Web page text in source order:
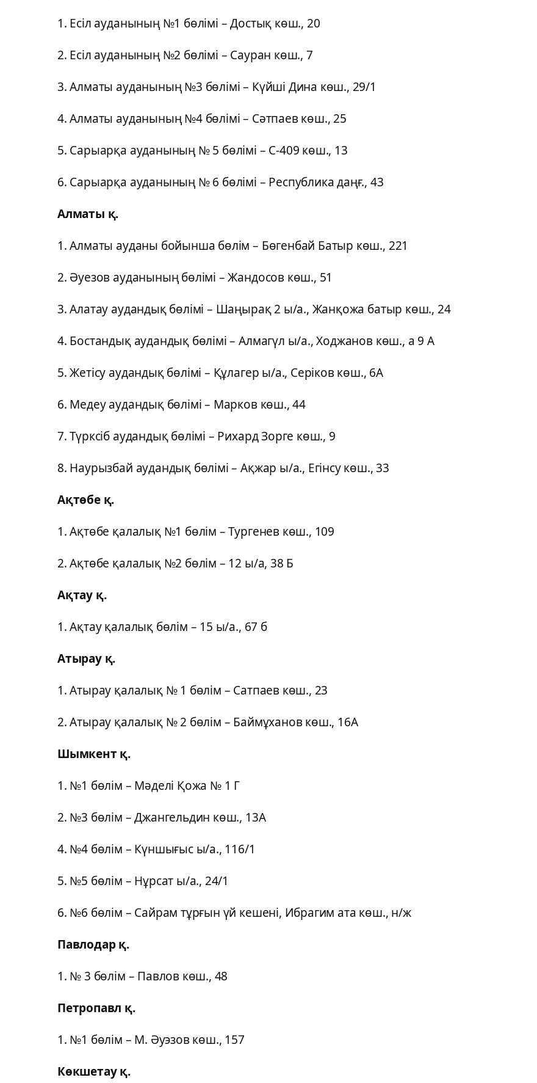
1. Есіл ауданының №1 бөлімі – Достық көш., 20
2. Есіл ауданының №2 бөлімі – Сауран көш., 7
3. Алматы ауданының №3 бөлімі – Күйші Дина көш., 29/1
4. Алматы ауданының №4 бөлімі – Сәтпаев көш., 25
5. Сарыарқа ауданының № 5 бөлімі – С-409 көш., 13
6. Сарыарқа ауданының № 6 бөлімі – Республика даңғ., 43
Алматы қ.
1. Алматы ауданы бойынша бөлім – Бөгенбай Батыр көш., 221
2. Әуезов ауданының бөлімі – Жандосов көш., 51
3. Алатау аудандық бөлімі – Шаңырақ 2 ы/а., Жанқожа батыр көш., 24
4. Бостандық аудандық бөлімі – Алмагүл ы/а., Ходжанов көш., а 9 А
5. Жетісу аудандық бөлімі – Құлагер ы/а., Серіков көш., 6А
6. Медеу аудандық бөлімі – Марков көш., 44
7. Түрксіб аудандық бөлімі – Рихард Зорге көш., 9
8. Наурызбай аудандық бөлімі – Ақжар ы/а., Егінсу көш., 33
Ақтөбе қ.
1. Ақтөбе қалалық №1 бөлім – Тургенев көш., 109
2. Ақтөбе қалалық №2 бөлім – 12 ы/а, 38 Б
Ақтау қ.
1. Ақтау қалалық бөлім – 15 ы/а., 67 б
Атырау қ.
1. Атырау қалалық № 1 бөлім – Сатпаев көш., 23
2. Атырау қалалық № 2 бөлім – Баймұханов көш., 16А
Шымкент қ.
1. №1 бөлім – Мәделі Қожа № 1 Г
2. №3 бөлім – Джангельдин көш., 13А
4. №4 бөлім – Күншығыс ы/а., 116/1
5. №5 бөлім – Нұрсат ы/а., 24/1
6. №6 бөлім – Сайрам тұрғын үй кешені, Ибрагим ата көш., н/ж
Павлодар қ.
1. № 3 бөлім – Павлов көш., 48
Петропавл қ.
1. №1 бөлім – М. Әуэзов көш., 157
Көкшетау қ.